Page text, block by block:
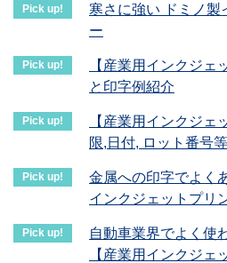
寒さに強い ドミノ製
ー
【産業用インクジェ
と印字例紹介
【産業用インクジェ
限,日付, ロット番号
金属への印字でよく
インクジェットプリ
自動車業界でよく使
【産業用インクジェ